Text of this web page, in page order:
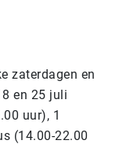
zaterdagen en
en 25 juli
uur), 1
(14.00-22.00